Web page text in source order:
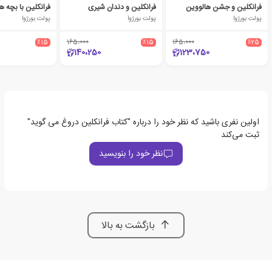
فرانکلین و جشن هالووین
پولت بورژوا
٪25 165،000
123،750
فرانکلین و دندان شیری
پولت بورژوا
٪15 165،000
140،250
پولت بورژوا
٪15
اولین نفری باشید که نظر خود را درباره "کتاب فرانکلین دروغ می گوید"
ثبت می‌کند
نظر خود را بنویسید
بازگشت به بالا